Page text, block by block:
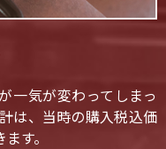
一気が変わってしまっ
は、当時の購入税込価
す。